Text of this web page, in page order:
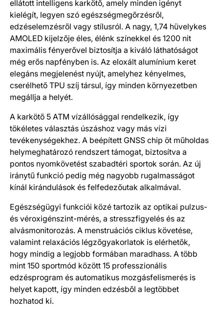
ellátott intelligens karkötő, amely minden igényt
kielégít, legyen szó egészségmegőrzésről,
edzéselemzésről vagy stílusról. A nagy, 1,74 hüvelykes
AMOLED kijelzője éles, élénk színekkel és 1200 nit
maximális fényerővel biztosítja a kiváló láthatóságot
még erős napfényben is. Az eloxált alumínium keret
elegáns megjelenést nyújt, amelyhez kényelmes,
cserélhető TPU szíj társul, így minden környezetben
megállja a helyét.
A karkötő 5 ATM vízállósággal rendelkezik, így
tökéletes választás úszáshoz vagy más vízi
tevékenységekhez. A beépített GNSS chip öt műholdas
helymeghatározó rendszert támogat, biztosítva a
pontos nyomkövetést szabadtéri sportok során. Az új
iránytű funkció pedig még nagyobb rugalmasságot
kínál kirándulások és felfedezőutak alkalmával.
Egészségügyi funkciói közé tartozik az optikai pulzus-
és véroxigénszint-mérés, a stresszfigyelés és az
alvásmonitorozás. A menstruációs ciklus követése,
valamint relaxációs légzőgyakorlatok is elérhetők,
hogy mindig a legjobb formában maradhass. A több
mint 150 sportmód között 15 professzionális
edzésprogram és automatikus mozgásfelismerés is
helyet kapott, így minden edzésből a legtöbbet
hozhatod ki.